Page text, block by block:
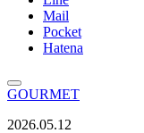
Mail
Pocket
Hatena
GOURMET
2026.05.12